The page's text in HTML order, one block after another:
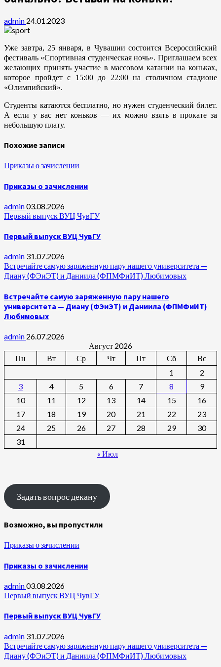
admin 24.01.2023
Уже завтра, 25 января, в Чувашии состоится Всероссийский
фестиваль «Спортивная студенческая ночь». Приглашаем всех
желающих принять участие в массовом катании на коньках,
которое пройдет с 15:00 до 22:00 на столичном стадионе
«Олимпийский».
Студенты катаются бесплатно, но нужен студенческий билет.
А если у вас нет коньков — их можно взять в прокате за
небольшую плату.
Похожие записи
Приказы о зачислении
Приказы о зачислении
admin03.08.2026
Первый выпуск ВУЦ ЧувГУ
Первый выпуск ВУЦ ЧувГУ
admin 31.07.2026
Встречайте самую заряженную пару нашего университета —
Диану (ФЭиЭТ) и Даниила (ФПМФиИТ) Любимовых
Встречайте самую заряженную пару нашего
университета — Диану (ФЭиЭТ) и Даниила (ФПМФиИТ)
Любимовых
admin 26.07.2026
Август 2026
Пн
Вт Ср Чт Пт Сб
Вс
1
2
3
4 5 6 7 8
9
10
11 12 13 14 15
16
17
18 19 20 21 22
23
24
25 26 27 28 29
30
31
« Июл
Задать вопрос декану
Возможно, вы пропустили
Приказы о зачислении
Приказы о зачислении
admin03.08.2026
Первый выпуск ВУЦ ЧувГУ
Первый выпуск ВУЦ ЧувГУ
admin 31.07.2026
Встречайте самую заряженную пару нашего университета —
Диану (ФЭиЭТ) и Даниила (ФПМФиИТ) Любимовых